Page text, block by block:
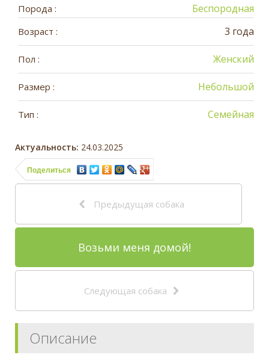
Порода : Беспородная
Возраст : 3 года
Пол : Женский
Размер : Небольшой
Тип : Семейная
Актуальность: 24.03.2025
Поделиться
Предыдущая собака
Возьми меня домой!
Следующая собака
Описание